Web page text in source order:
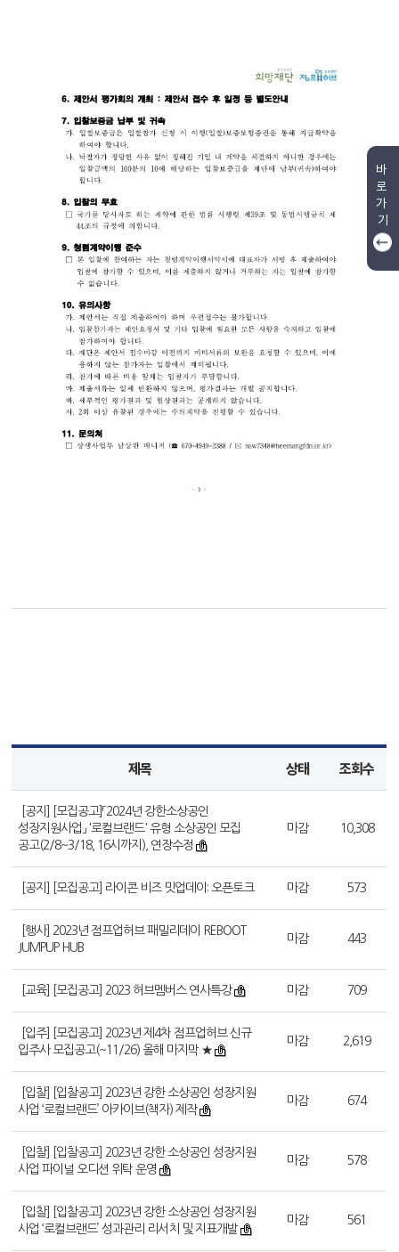
제목 상태 조회수
[공지] [모집공고]「2024년 강한소상공인
성장지원사업」 '로컬브랜드' 유형 소상공인 모집
공고(2/8~3/18, 16시까지), 연장수정
마감 10,308
[공지] [모집공고] 라이콘 비즈 밋업데이: 오픈토크 마감 573
[행사] 2023년 점프업허브 패밀리데이 REBOOT
JUMPUP HUB
마감 443
[교육] [모집공고] 2023 허브멤버스 연사특강 마감 709
[입주] [모집공고] 2023년 제4차 점프업허브 신규
입주사 모집공고(~11/26) 올해 마지막 ★
마감 2,619
[입찰] [입찰공고] 2023년 강한 소상공인 성장지원
사업 ‘로컬브랜드’ 아카이브(책자) 제작
마감 674
[입찰] [입찰공고] 2023년 강한 소상공인 성장지원
사업 파이널 오디션 위탁 운영
마감 578
[입찰] [입찰공고] 2023년 강한 소상공인 성장지원
사업 ‘로컬브랜드’ 성과관리 리서치 및 지표개발
마감 561
바
로
가
기